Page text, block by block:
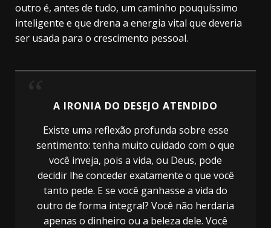
outro é, antes de tudo, um caminho pouquíssimo
inteligente e que drena a energia vital que deveria
ser usada para o crescimento pessoal.
A IRONIA DO DESEJO ATENDIDO
Existe uma reflexão profunda sobre esse
sentimento: tenha muito cuidado com o que
você inveja, pois a vida, ou Deus, pode
decidir lhe conceder exatamente o que você
tanto pede. E se você ganhasse a vida do
outro de forma integral? Você não herdaria
apenas o dinheiro ou a beleza dele. Você